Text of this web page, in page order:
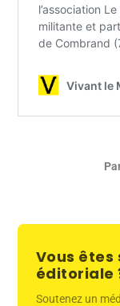
Vous êtes
éditoriale
Soutenez un